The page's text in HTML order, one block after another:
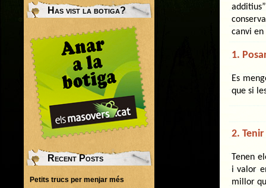
canvi
1.
Es
que si
2.
Tenen
i valor
millor
Has vist la botiga?
Recent Posts
Petits trucs per menjar més